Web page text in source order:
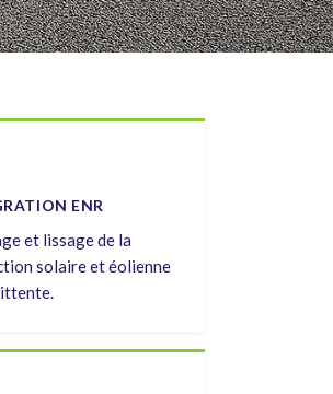
ENR
et lissage de la
solaire et éolienne